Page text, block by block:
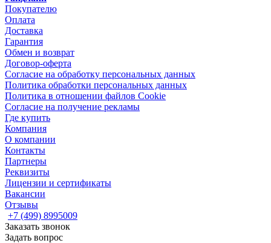
Покупателю
Оплата
Доставка
Гарантия
Обмен и возврат
Договор-оферта
Согласие на обработку персональных данных
Политика обработки персональных данных
Политика в отношении файлов Cookie
Согласие на получение рекламы
Где купить
Компания
О компании
Контакты
Партнеры
Реквизиты
Лицензии и сертификаты
Вакансии
Отзывы
+7 (499) 8995009
Заказать звонок
Задать вопрос